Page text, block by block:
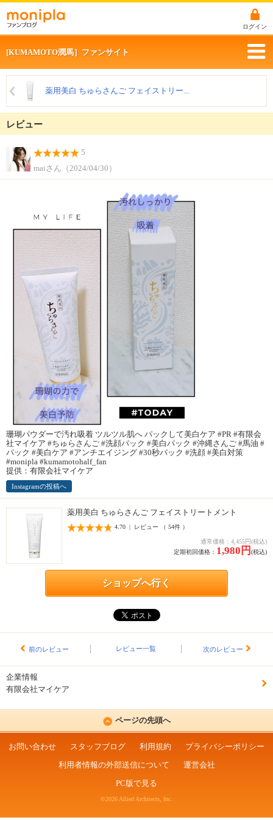
ログイン
[KUMAMOTO潤馬］ファンサイト
薬用美白 ちゅらさんご フェイストリー...
レビュー
5
maiさん（2024/04/30）
珊瑚パウダーで汚れ吸着 ツルツル肌へ パックして美白ケア #PR #有限会
社マイケア #ちゅらさんご #洗顔パック #美白パック #沖縄さんご #馬油 #
パック #美白ケア #アンチエイジング #30秒パック #洗顔 #美白対策
#monipla #kumamotohalf_fan
提供：有限会社マイケア
Instagramの投稿へ
薬用美白 ちゅらさんご フェイストリートメント
4.70 | レビュー （ 54件 ）
通常価格：4,455円(税込)
定期初回価格： 1,980円 (税込)
ショップへ行く
前のレビュー レビュー一覧 次のレビュー
企業情報
有限会社マイケア
ページの先頭へ
お問い合わせ スタッフブログ 利用規約
プライバシーポリシー
利用者情報の外部送信について
運営会社
PC版で見る
©2026 Allied Architects, Inc.